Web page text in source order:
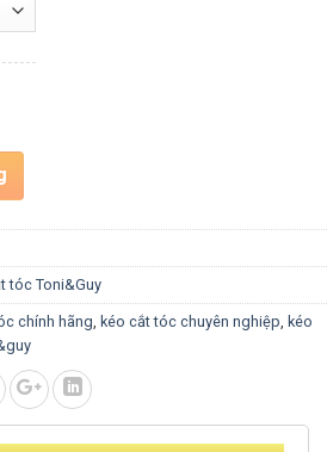
tóc Toni&Guy
chính hãng kéo cắt tóc chuyên nghiệp kéo